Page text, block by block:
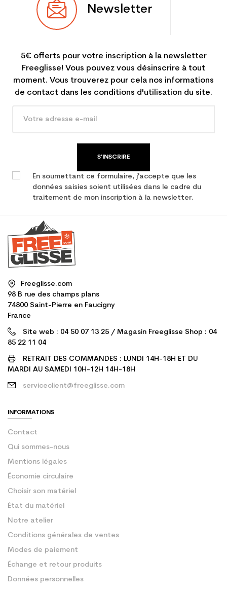
Newsletter
5€ offerts pour votre inscription à la newsletter
Freeglisse! Vous pouvez vous désinscrire à tout
moment. Vous trouverez pour cela nos informations
de contact dans les conditions d'utilisation du site.
S'INSCRIRE
En soumettant ce formulaire, j'accepte que les
données saisies soient utilisées dans le cadre du
traitement de mon inscription à la newsletter.
Freeglisse.com
98 B rue des champs plans
74800 Saint-Pierre en Faucigny
France
Site web : 04 50 07 13 25 / Magasin Freeglisse Shop : 04
85 22 11 04
RETRAIT DES COMMANDES : LUNDI 14H-18H ET DU
MARDI AU SAMEDI 10H-12H 14H-18H
serviceclient@freeglisse.com
INFORMATIONS
Contact
Qui sommes-nous
Mentions légales
Économie circulaire
Choisir son matériel
État du matériel
Notre atelier
Conditions générales de ventes
Modes de paiement
Échange et retour produits
Données personnelles